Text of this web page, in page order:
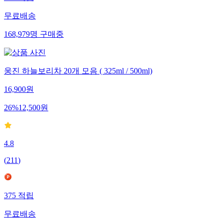
무료배송
168,979명구매중
웅진 하늘보리차 20개 모음 ( 325ml / 500ml)
16,900원
26%12,500원
4.8
(211)
375적립
무료배송